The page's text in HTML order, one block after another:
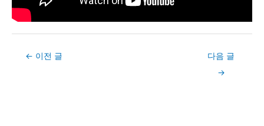
Post← 이전 글
다음 글
→